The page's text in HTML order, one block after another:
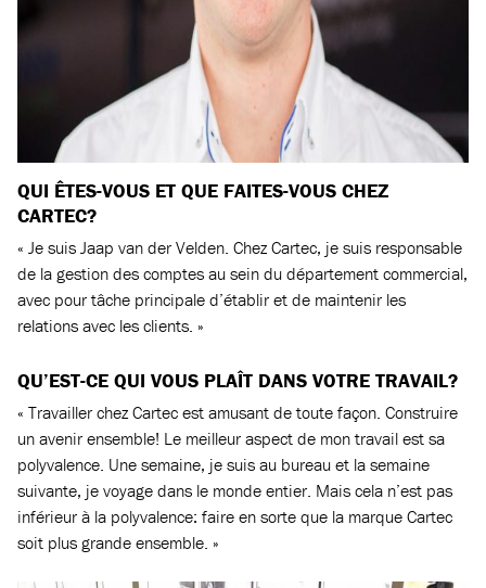
QUI ÊTES-VOUS ET QUE FAITES-VOUS CHEZ
CARTEC?
« Je suis Jaap van der Velden. Chez Cartec, je suis responsable
de la gestion des comptes au sein du département commercial,
avec pour tâche principale d’établir et de maintenir les
relations avec les clients. »
QU’EST-CE QUI VOUS PLAÎT DANS VOTRE TRAVAIL?
« Travailler chez Cartec est amusant de toute façon. Construire
un avenir ensemble! Le meilleur aspect de mon travail est sa
polyvalence. Une semaine, je suis au bureau et la semaine
suivante, je voyage dans le monde entier. Mais cela n’est pas
inférieur à la polyvalence: faire en sorte que la marque Cartec
soit plus grande ensemble. »